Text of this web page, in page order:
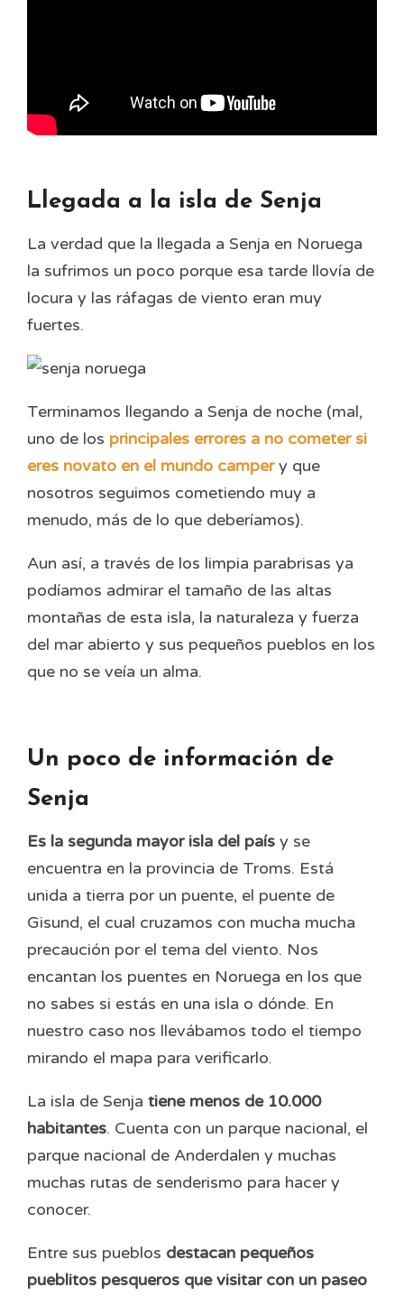
Llegada a la isla de Senja
La verdad que la llegada a Senja en Noruega
la sufrimos un poco porque esa tarde llovía de
locura y las ráfagas de viento eran muy
fuertes.
Terminamos llegando a Senja de noche (mal,
uno de los principales errores a no cometer si
eres novato en el mundo campery que
nosotros seguimos cometiendo muy a
menudo, más de lo que deberíamos).
Aun así, a través de los limpia parabrisas ya
podíamos admirar el tamaño de las altas
montañas de esta isla, la naturaleza y fuerza
del mar abierto y sus pequeños pueblos en los
que no se veía un alma.
Un poco de información de
Senja
Es la segunda mayor isla del país y se
encuentra en la provincia de Troms. Está
unida a tierra por un puente, el puente de
Gisund, el cual cruzamos con mucha mucha
precaución por el tema del viento. Nos
encantan los puentes en Noruega en los que
no sabes si estás en una isla o dónde. En
nuestro caso nos llevábamos todo el tiempo
mirando el mapa para verificarlo.
La isla de Senja tiene menos de 10.000
habitantes. Cuenta con un parque nacional, el
parque nacional de Anderdalen y muchas
muchas rutas de senderismo para hacer y
conocer.
Entre sus pueblos destacan pequeños
pueblitos pesqueros que visitar con un paseo